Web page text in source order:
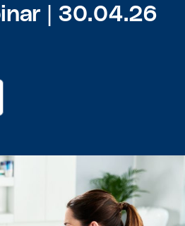
| 30.04.26